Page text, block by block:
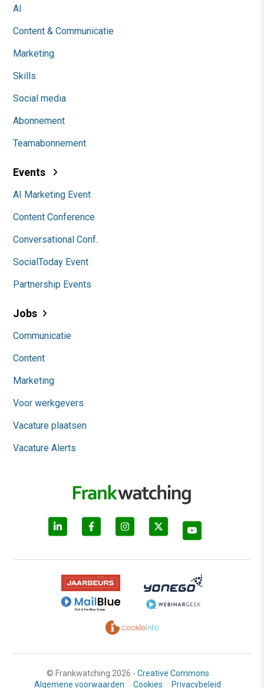
AI
Content & Communicatie
Marketing
Skills
Social media
Abonnement
Teamabonnement
Events
AI Marketing Event
Content Conference
Conversational Conf.
SocialToday Event
Partnership Events
Jobs
Communicatie
Content
Marketing
Voor werkgevers
Vacature plaatsen
Vacature Alerts
© Frankwatching 2026 - Creative Commons
Algemene voorwaarden
Cookies Privacybeleid